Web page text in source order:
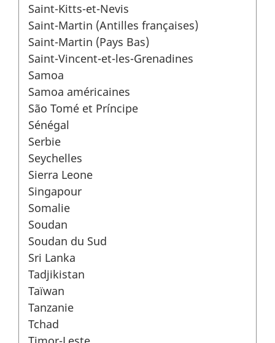
Saint-Kitts-et-Nevis
Saint-Martin (Antilles françaises)
Saint-Martin (Pays Bas)
Saint-Vincent-et-les-Grenadines
Samoa
Samoa américaines
São Tomé et Príncipe
Sénégal
Serbie
Seychelles
Sierra Leone
Singapour
Somalie
Soudan
Soudan du Sud
Sri Lanka
Tadjikistan
Taïwan
Tanzanie
Tchad